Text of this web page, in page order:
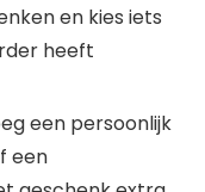
en kies iets
heeft
een persoonlijk
een